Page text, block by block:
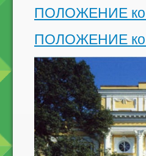
ПОЛОЖЕНИЕ
ПОЛОЖЕНИЕ